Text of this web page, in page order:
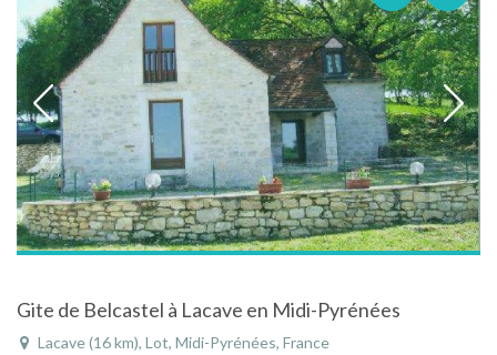
Gite de Belcastel à Lacave en Midi-Pyrénées
Lacave (16 km), Lot, Midi-Pyrénées, France